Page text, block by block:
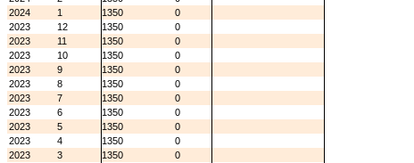
2024
1 1350
0
2023
12 1350
0
2023
11 1350
0
2023
10 1350
0
2023
9 1350
0
2023
8 1350
0
2023
7 1350
0
2023
6 1350
0
2023
5 1350
0
2023
4 1350
0
2023
3 1350
0